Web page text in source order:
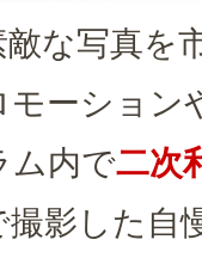
な写真を
ーション
ム内で二次
撮影した自